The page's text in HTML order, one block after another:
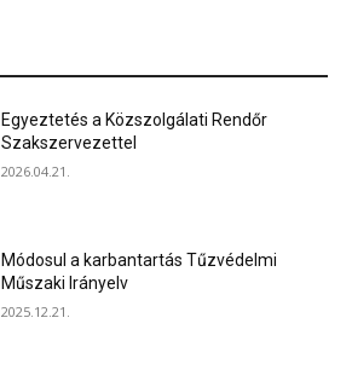
Egyeztetés a Közszolgálati Rendőr
Szakszervezettel
2026.04.21.
Módosul a karbantartás Tűzvédelmi
Műszaki Irányelv
2025.12.21.